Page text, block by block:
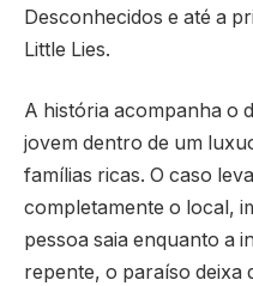
Desconhecidos e até a
Little Lies.
A história acompanha o
jovem dentro de um
famílias ricas. O caso
completamente o local,
pessoa saia enquanto a
repente, o paraíso deixa